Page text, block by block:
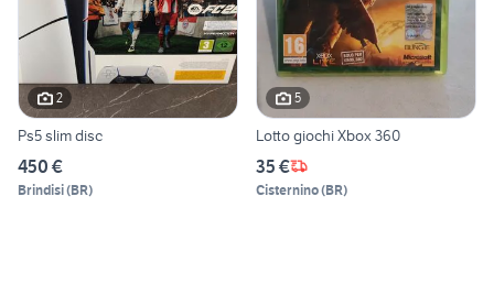
2
Ps5 slim disc
450 €
Brindisi(BR)
5
Lotto giochi Xbox 360
35 €
Cisternino(BR)